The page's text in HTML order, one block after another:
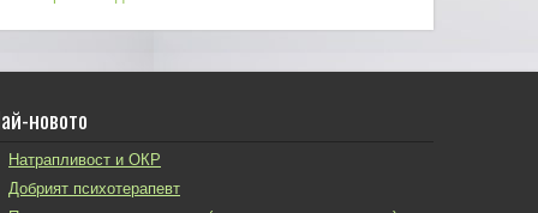
новото
Натрапливост и ОКР
Добрият психотерапевт